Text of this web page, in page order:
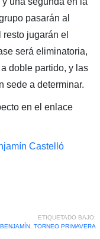
pasarán al
jugarán el
será eliminatoria,
doble partido, y las
sede a determinar.
en el enlace
Castelló
ETIQUETADO BAJO:
, TORNEO PRIMAVERA